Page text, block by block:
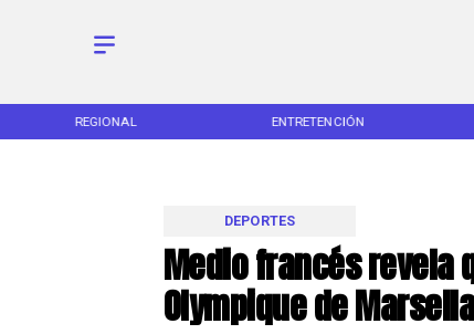
REGIONAL ENTRETENCIÓN
Medio francés revela
Olympique de
DEPORTES